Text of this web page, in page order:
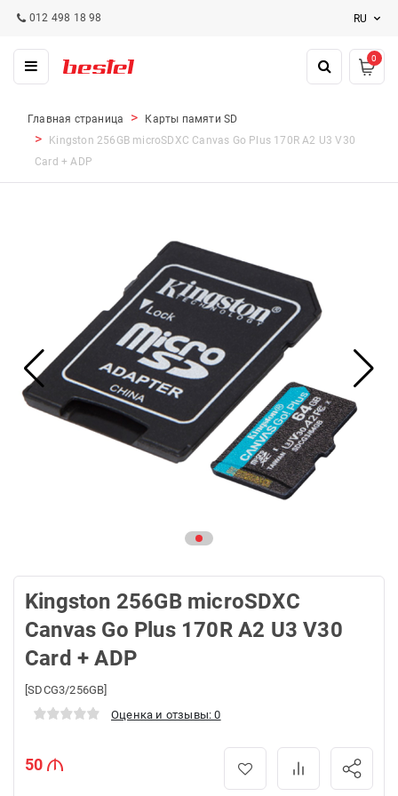
012 498 18 98 RU
0
Главная страница
Карты памяти SD
Kingston 256GB microSDXC Canvas Go Plus 170R A2 U3 V30
Card + ADP
Kingston 256GB microSDXC
Canvas Go Plus 170R A2 U3 V30
Card + ADP
[SDCG3/256GB]
Оценка и отзывы: 0
50